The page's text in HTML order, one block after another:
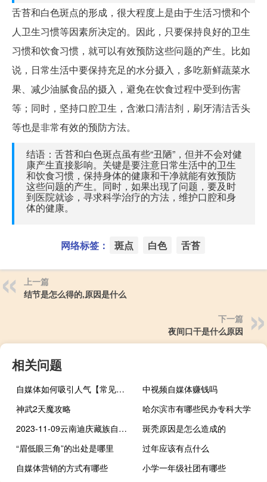
舌苔和白色斑点的形成，很大程度上是由于生活习惯和个
人卫生习惯等因素所决定的。因此，只要保持良好的卫生
习惯和饮食习惯，就可以有效预防这些问题的产生。比如
说，日常生活中要保持充足的水分摄入，多吃新鲜蔬菜水
果、减少油腻食品的摄入，避免在饮食过程中受到伤害
等；同时，坚持口腔卫生，含漱口清洁剂，刷牙清洁舌头
等也是非常有效的预防方法。
结语：舌苔和白色斑点虽有些“丑陋”，但并不会对健
康产生直接影响。关键是要注意日常生活中的卫生
和饮食习惯，保持身体的健康和干净就能有效预防
这些问题的产生。同时，如果出现了问题，要及时
到医院就诊，寻求科学治疗的方法，维护口腔和身
体的健康。
网络标签： 斑点 白色 舌苔
上一篇
结节是怎么得的,原因是什么
下一篇
夜间口干是什么原因
相关问题
自媒体如何吸引人气【常见的策略和方法提高吸引力】
中视频自媒体赚钱吗
神武2天魔攻略
哈尔滨市有哪些民办专科大学
2023-11-09云南迪庆藏族自治州维西傈僳族自治县(竹菌)的报价是多少
斑秃原因是怎么造成的
“眉低眼三角”的出处是哪里
过年应该有点什么
自媒体营销的方式有哪些
小学一年级社团有哪些